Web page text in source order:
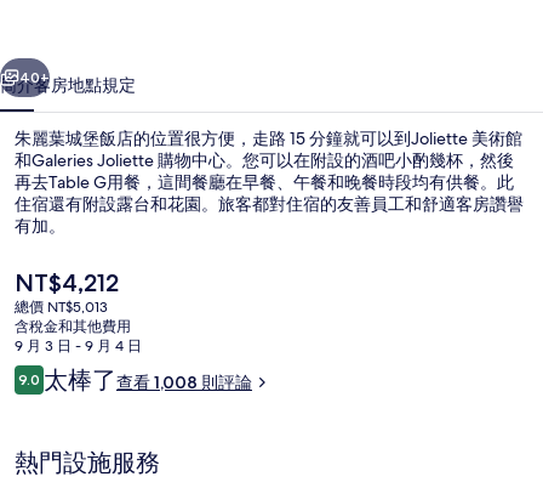
的
相
片
集
個 下一個
40+
簡介客房地點規定
朱麗葉城堡飯店的位置很方便，走路 15 分鐘就可以到Joliette 美術館
和Galeries Joliette 購物中心。您可以在附設的酒吧小酌幾杯，然後
再去Table G用餐，這間餐廳在早餐、午餐和晚餐時段均有供餐。此
住宿還有附設露台和花園。旅客都對住宿的友善員工和舒適客房讚譽
有加。
目
前
的
價
格
是
NT$4,212
總價 NT$5,013
含稅金和其他費用
9 月 3 日 - 9 月 4 日
評
論
9.09.0 分，滿分 10 分，
太棒了查看 1,008 則評論
熱門設施服務